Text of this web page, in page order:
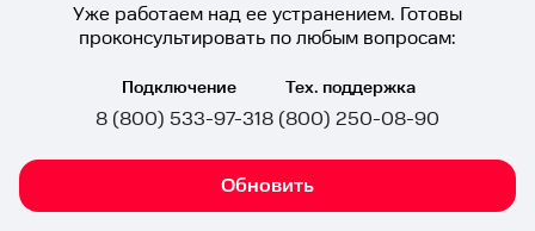
Уже работаем над ее устранением. Готовы
проконсультировать по любым вопросам:
Подключение
8 (800) 533-97-31
Тех. поддержка
8 (800) 250-08-90
Обновить